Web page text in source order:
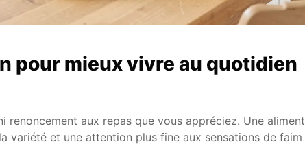
pour mieux vivre au quotidien
renoncement aux repas que vous appréciez. Une aliment
variété et une attention plus fine aux sensations de faim